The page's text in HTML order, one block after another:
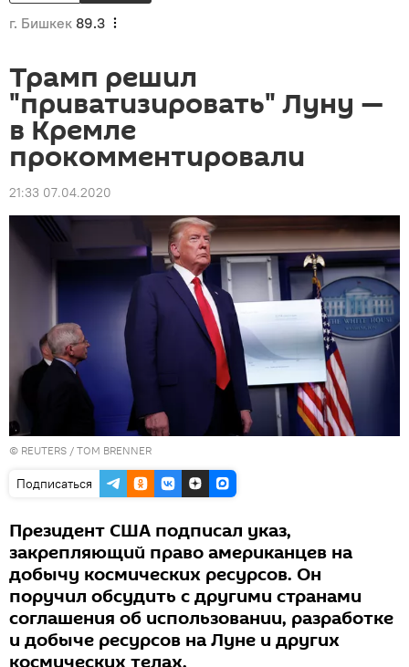
г. Бишкек 89.3
Трамп решил
"приватизировать" Луну —
в Кремле
прокомментировали
21:33 07.04.2020
© REUTERS / TOM BRENNER
Подписаться
Президент США подписал указ,
закрепляющий право американцев на
добычу космических ресурсов. Он
поручил обсудить с другими странами
соглашения об использовании, разработке
и добыче ресурсов на Луне и других